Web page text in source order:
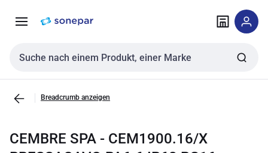
NavigationInhalt
Sucheingabe
Breadcrumb anzeigen
CEMBRE SPA - CEM1900.16/X